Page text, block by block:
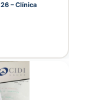
– Clínica